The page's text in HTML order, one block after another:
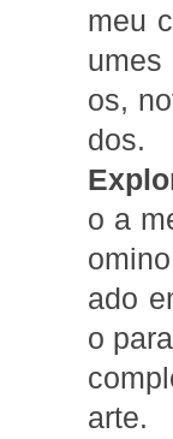
meu
umes
os,
dos.
o a
ado
o
arte.